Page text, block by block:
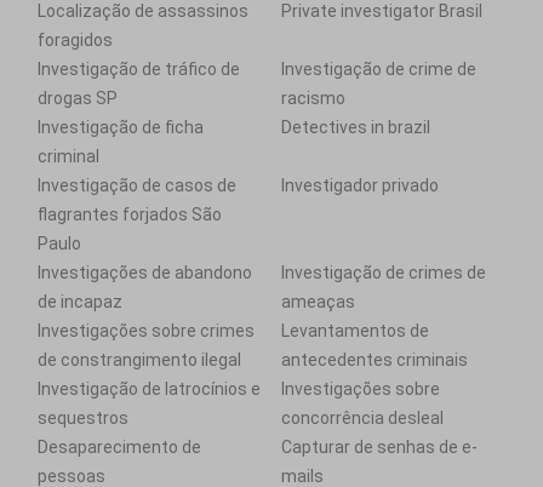
Localização de assassinos
foragidos
Private investigator Brasil
Investigação de tráfico de
drogas SP
Investigação de crime de
racismo
Investigação de ficha
criminal
Detectives in brazil
Investigação de casos de
flagrantes forjados São
Paulo
Investigador privado
Investigações de abandono
de incapaz
Investigação de crimes de
ameaças
Investigações sobre crimes
de constrangimento ilegal
Levantamentos de
antecedentes criminais
Investigação de latrocínios e
sequestros
Investigações sobre
concorrência desleal
Desaparecimento de
pessoas
Capturar de senhas de e-
mails